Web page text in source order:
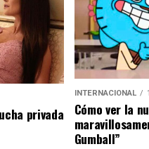
privada
INTERNACIONAL
Cómo ver la
Gumball”